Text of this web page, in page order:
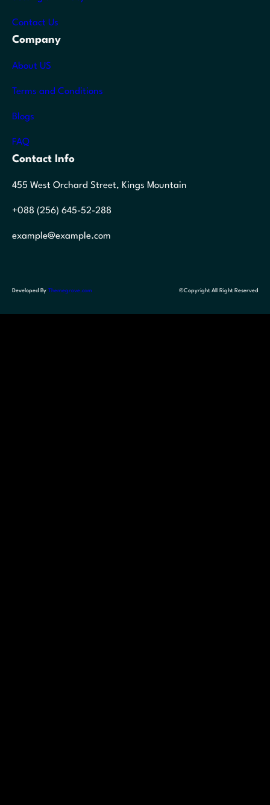
Contact Us
Company
About US
Terms and Conditions
Blogs
FAQ
Contact Info
455 West Orchard Street, Kings Mountain
+088 (256) 645-52-288
example@example.com
Developed By Themegrove.com ©Copyright All Right Reserved